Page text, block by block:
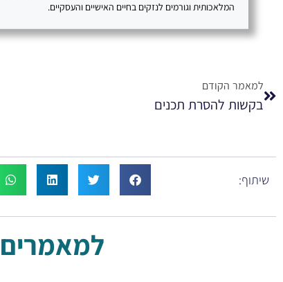
המלאכותית וגורמים לנזקים בחיים האישיים והעסקיים.
למאמר הקודם
בקשות להסרת תכנים
שיתוף:
למאמרים